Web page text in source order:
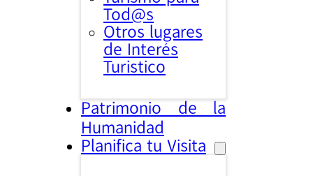
Tod@s
Otros lugares
de Interés
Turistico
Patrimonio de la
Humanidad
Planifica tu Visita